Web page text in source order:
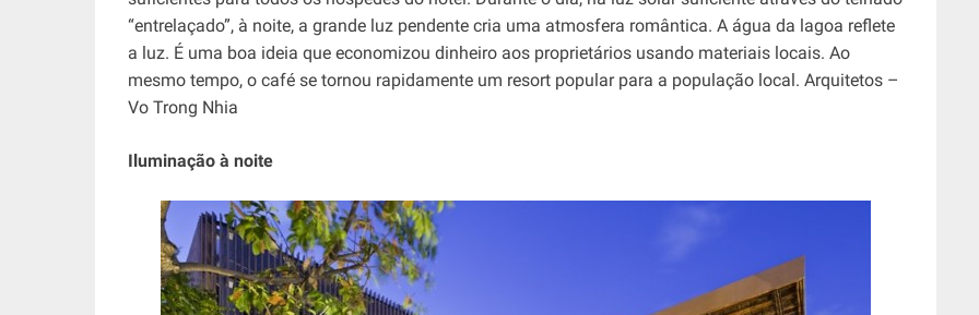
“entrelaçado”, à noite, a grande luz pendente cria uma atmosfera romântica. A água da lagoa reflete
a luz. É uma boa ideia que economizou dinheiro aos proprietários usando materiais locais. Ao
mesmo tempo, o café se tornou rapidamente um resort popular para a população local. Arquitetos –
Vo Trong Nhia
Iluminação à noite